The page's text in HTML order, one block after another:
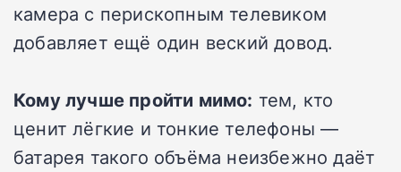
камера с перископным телевиком
добавляет ещё один веский довод.
Кому лучше пройти мимо: тем, кто
ценит лёгкие и тонкие телефоны —
батарея такого объёма неизбежно даёт